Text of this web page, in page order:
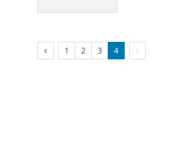
Vorherige Seite
Erste Seite
1 2 3 4 Nächste Seite